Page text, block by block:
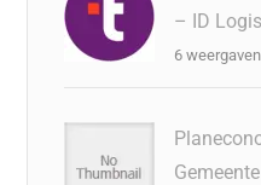
– ID
6 weergaven